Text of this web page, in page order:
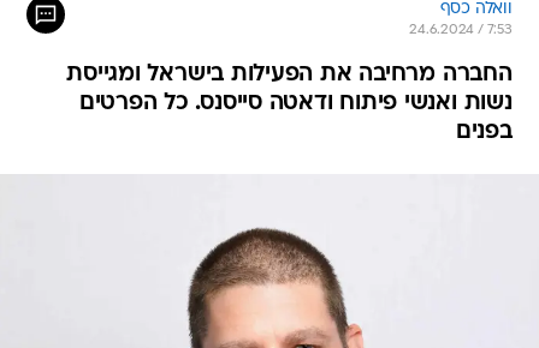
וואלה כסף
24.6.2024 / 7:53
החברה מרחיבה את הפעילות בישראל ומגייסת
נשות ואנשי פיתוח ודאטה סייסנס. כל הפרטים
בפנים